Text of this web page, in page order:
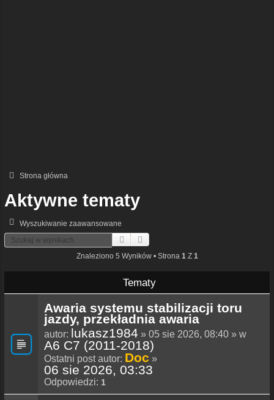
Strona główna
Aktywne tematy
Wyszukiwanie zaawansowane
Szukaj
Znaleziono 5 Wyników • Strona 1 Z 1
Tematy
Awaria systemu stabilizacji toru
jazdy, przekładnia awaria
autor: lukasz1984 » 05 sie 2026, 08:40 » w
A6 C7 (2011-2018)
Ostatni post autor: Doc »
06 sie 2026, 03:33
Odpowiedzi: 1